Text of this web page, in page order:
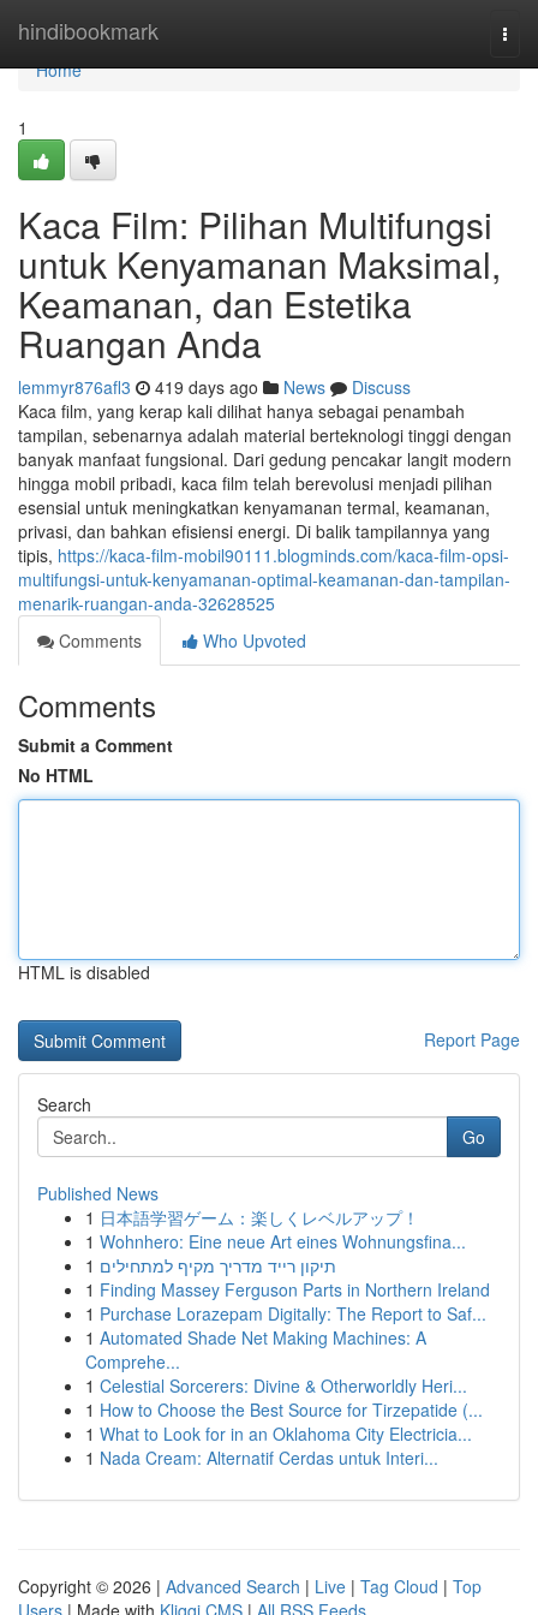
hindibookmark
Home
Home
1
Kaca Film: Pilihan Multifungsi
untuk Kenyamanan Maksimal,
Keamanan, dan Estetika
Ruangan Anda
lemmyr876afl3 419 days ago News
Discuss
Kaca film, yang kerap kali dilihat hanya sebagai penambah
tampilan, sebenarnya adalah material berteknologi tinggi dengan
banyak manfaat fungsional. Dari gedung pencakar langit modern
hingga mobil pribadi, kaca film telah berevolusi menjadi pilihan
esensial untuk meningkatkan kenyamanan termal, keamanan,
privasi, dan bahkan efisiensi energi. Di balik tampilannya yang
tipis, https://kaca-film-mobil90111.blogminds.com/kaca-film-opsi-
multifungsi-untuk-kenyamanan-optimal-keamanan-dan-tampilan-
menarik-ruangan-anda-32628525
Comments
Who Upvoted
Comments
Submit a Comment
No HTML
HTML is disabled
Report Page
Search
Go
Published News
1 日本語学習ゲーム：楽しくレベルアップ！
1 Wohnhero: Eine neue Art eines Wohnungsfina...
1 תיקון רייד מדריך מקיף למתחילים
1 Finding Massey Ferguson Parts in Northern Ireland
1 Purchase Lorazepam Digitally: The Report to Saf...
1 Automated Shade Net Making Machines: A
Comprehe...
1 Celestial Sorcerers: Divine & Otherworldly Heri...
1 How to Choose the Best Source for Tirzepatide (...
1 What to Look for in an Oklahoma City Electricia...
1 Nada Cream: Alternatif Cerdas untuk Interi...
Copyright © 2026 | Advanced Search | Live | Tag Cloud | Top
Users | Made with Kliqqi CMS | All RSS Feeds